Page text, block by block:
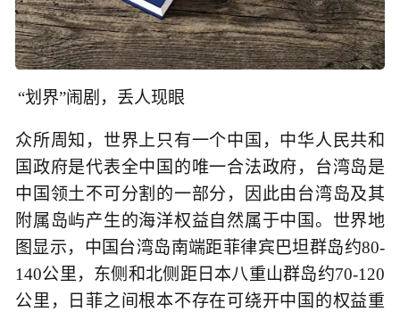
“划界”闹剧，丢人现眼
众所周知，世界上只有一个中国，中华人民共和
国政府是代表全中国的唯一合法政府，台湾岛是
中国领土不可分割的一部分，因此由台湾岛及其
附属岛屿产生的海洋权益自然属于中国。世界地
图显示，中国台湾岛南端距菲律宾巴坦群岛约80-
140公里，东侧和北侧距日本八重山群岛约70-120
公里，日菲之间根本不存在可绕开中国的权益重